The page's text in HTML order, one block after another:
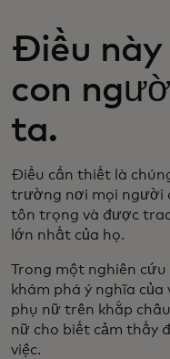
Điều
con
ta.
Điều cần thiết là
trường nơi mọi người
tôn trọng và được
lớn nhất của họ.
Trong một nghiên
khám phá ý nghĩa
phụ nữ trên khắp
nữ cho biết cảm thấy
việc.